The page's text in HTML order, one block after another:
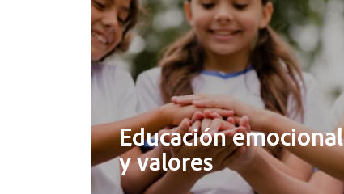
Educación emocional
y valores